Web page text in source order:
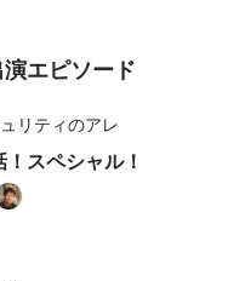
エピソード
リティのアレ
スペシャル！